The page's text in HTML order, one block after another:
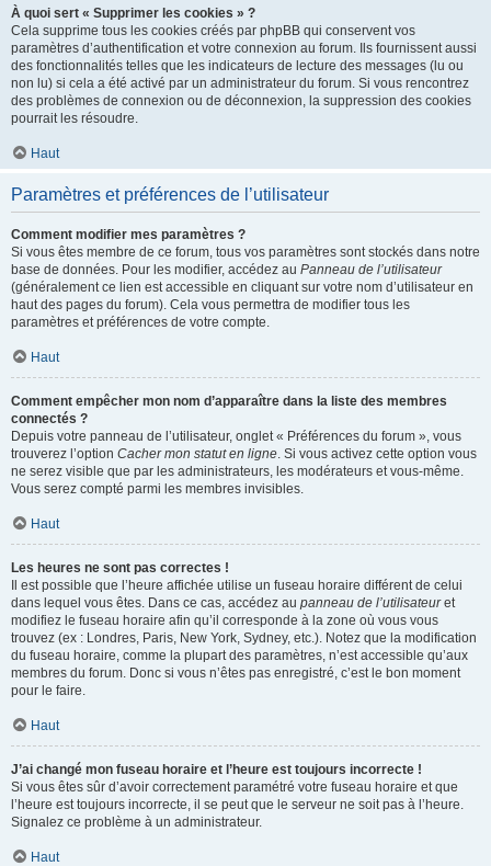
À quoi sert « Supprimer les cookies » ?
Cela supprime tous les cookies créés par phpBB qui conservent vos
paramètres d’authentification et votre connexion au forum. Ils fournissent aussi
des fonctionnalités telles que les indicateurs de lecture des messages (lu ou
non lu) si cela a été activé par un administrateur du forum. Si vous rencontrez
des problèmes de connexion ou de déconnexion, la suppression des cookies
pourrait les résoudre.
Haut
Paramètres et préférences de l’utilisateur
Comment modifier mes paramètres ?
Si vous êtes membre de ce forum, tous vos paramètres sont stockés dans notre
base de données. Pour les modifier, accédez au Panneau de l’utilisateur
(généralement ce lien est accessible en cliquant sur votre nom d’utilisateur en
haut des pages du forum). Cela vous permettra de modifier tous les
paramètres et préférences de votre compte.
Haut
Comment empêcher mon nom d’apparaître dans la liste des membres
connectés ?
Depuis votre panneau de l’utilisateur, onglet « Préférences du forum », vous
trouverez l’option Cacher mon statut en ligne. Si vous activez cette option vous
ne serez visible que par les administrateurs, les modérateurs et vous-même.
Vous serez compté parmi les membres invisibles.
Haut
Les heures ne sont pas correctes !
Il est possible que l’heure affichée utilise un fuseau horaire différent de celui
dans lequel vous êtes. Dans ce cas, accédez au panneau de l’utilisateuret
modifiez le fuseau horaire afin qu’il corresponde à la zone où vous vous
trouvez (ex : Londres, Paris, New York, Sydney, etc.). Notez que la modification
du fuseau horaire, comme la plupart des paramètres, n’est accessible qu’aux
membres du forum. Donc si vous n’êtes pas enregistré, c’est le bon moment
pour le faire.
Haut
J’ai changé mon fuseau horaire et l’heure est toujours incorrecte !
Si vous êtes sûr d’avoir correctement paramétré votre fuseau horaire et que
l’heure est toujours incorrecte, il se peut que le serveur ne soit pas à l’heure.
Signalez ce problème à un administrateur.
Haut